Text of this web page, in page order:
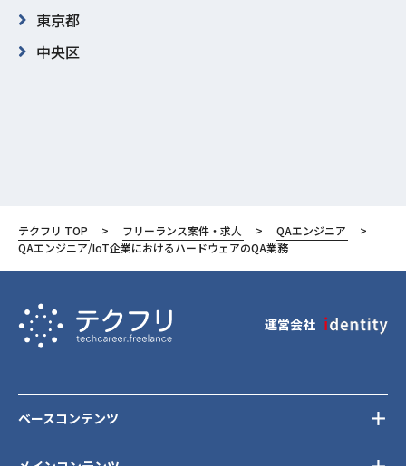
東京都
中央区
テクフリ TOP フリーランス案件・求人
QAエンジニア
QAエンジニア/IoT企業におけるハードウェアのQA業務
運営会社
ベースコンテンツ